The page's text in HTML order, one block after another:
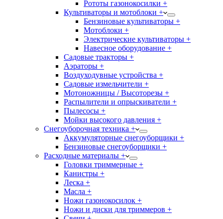
Рототы газонокосилки +
Культиваторы и мотоблоки +
Бензиновые культиваторы +
Мотоблоки +
Электрические культиваторы +
Навесное оборудование +
Садовые тракторы +
Аэраторы +
Воздуходувные устройства +
Садовые измельчители +
Мотоножницы / Высоторезы +
Распылители и опрыскиватели +
Пылесосы +
Мойки высокого давления +
Снегоуборочная техника +
Аккумуляторные снегоуборщики +
Бензиновые снегоуборщики +
Расходные материалы +
Головки триммерные +
Канистры +
Леска +
Масла +
Ножи газонокосилок +
Ножи и диски для триммеров +